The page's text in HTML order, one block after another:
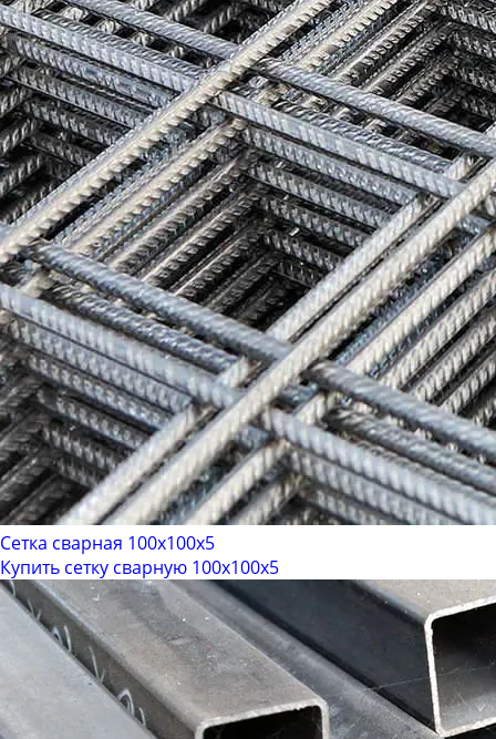
Сетка сварная 100х100х5
Купить сетку сварную 100х100х5